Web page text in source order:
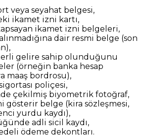
veya seyahat belgesi,
ikamet izni kartı,
ikamet izni belgeleri,
dair resmi belge (son
gelire sahip olunduğunu
(örneğin banka hesap
maaş bordrosu),
poliçesi,
çekilmiş biyometrik fotoğraf,
gösterir belge (kira sözleşmesi,
yurdu kaydı),
adli sicil kaydı,
ödeme dekontları.